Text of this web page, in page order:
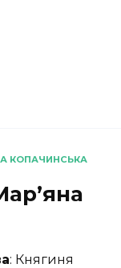
КОПАЧИНСЬКА
: Княгиня